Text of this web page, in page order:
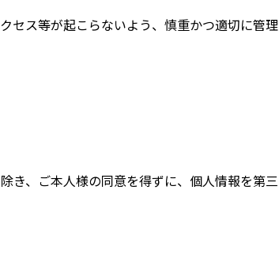
セス等が起こらないよう、慎重かつ適切に管理
き、ご本人様の同意を得ずに、個人情報を第三